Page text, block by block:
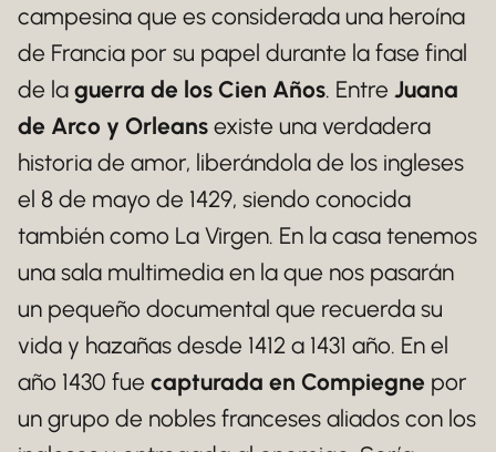
campesina que es considerada una heroína
de Francia por su papel durante la fase final
de la guerra de los Cien Años. Entre Juana
de Arco y Orleans existe una verdadera
historia de amor, liberándola de los ingleses
el 8 de mayo de 1429, siendo conocida
también como La Virgen. En la casa tenemos
una sala multimedia en la que nos pasarán
un pequeño documental que recuerda su
vida y hazañas desde 1412 a 1431 año. En el
año 1430 fue capturada en Compiegne por
un grupo de nobles franceses aliados con los